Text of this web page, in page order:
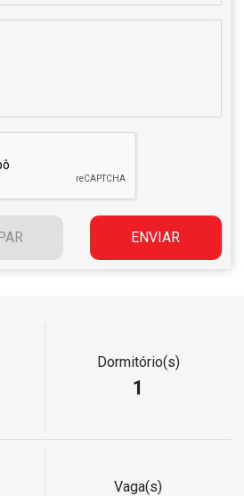
Dormitório(s)
1
Vaga(s)